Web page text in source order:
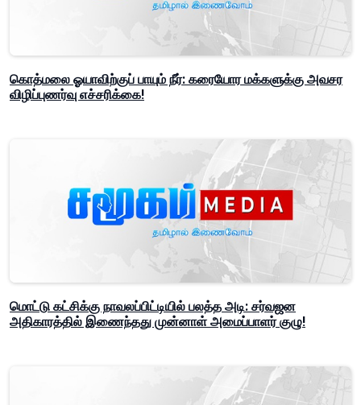
கொத்மலை ஓயாவிற்குப் பாயும் நீர்: கரையோர மக்களுக்கு அவசர
விழிப்புணர்வு எச்சரிக்கை!
மொட்டு கட்சிக்கு நாவலப்பிட்டியில் பலத்த அடி: சர்வஜன
அதிகாரத்தில் இணைந்தது முன்னாள் அமைப்பாளர் குழு!